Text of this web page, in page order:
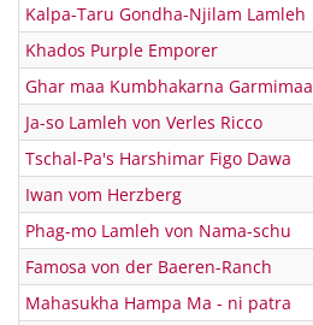
Kalpa-Taru Gondha-Njilam Lamleh
Khados Purple Emporer
Ghar maa Kumbhakarna Garmimaa
Ja-so Lamleh von Verles Ricco
Tschal-Pa's Harshimar Figo Dawa
Iwan vom Herzberg
Phag-mo Lamleh von Nama-schu
Famosa von der Baeren-Ranch
Mahasukha Hampa Ma - ni patra